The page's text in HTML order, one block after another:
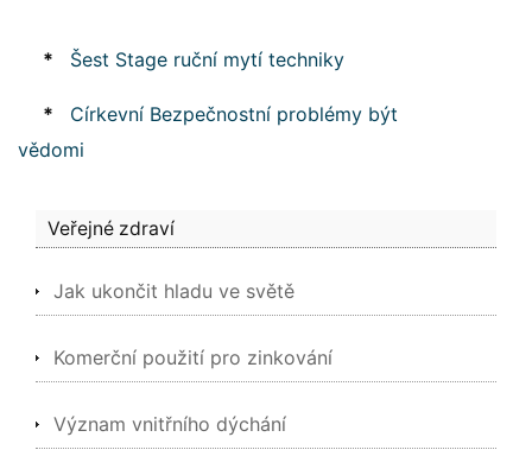
* Šest Stage ruční mytí techniky
*
Církevní Bezpečnostní problémy být
vědomi
Veřejné zdraví
Jak ukončit hladu ve světě
Komerční použití pro zinkování
Význam vnitřního dýchání